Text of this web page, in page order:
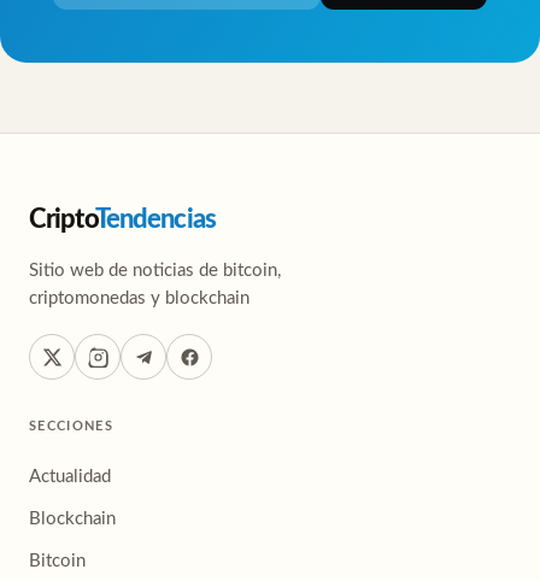
CriptoTendencias
Sitio web de noticias de bitcoin,
criptomonedas y blockchain
SECCIONES
Actualidad
Blockchain
Bitcoin